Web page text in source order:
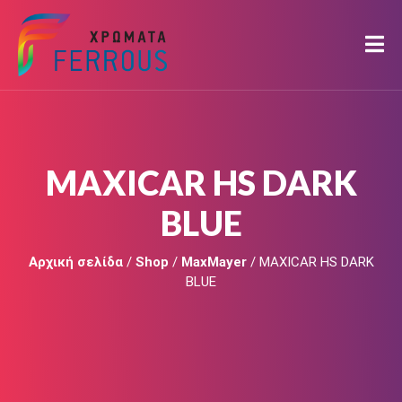
MAXICAR HS DARK
BLUE
Αρχική σελίδα/ Shop / MaxMayer/ MAXICAR HS DARK
BLUE